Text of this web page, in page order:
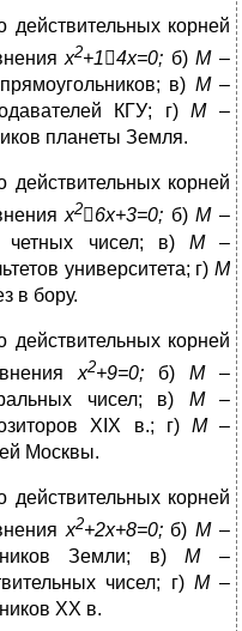
корней
х2+14х=0; б)М–
в) М–
КГУ; г)М–
планеты Земля.
корней
х26x+3=0; б)М –
четных чисел; в) М–
университета; г) М
в бору.
корней
х2+9=0; б) М–
чисел; в) М–
XIX в.; г) М–
Москвы.
корней
х2+2х+8=0;б)М–
Земли; в)М–
чисел; г) М–
ХХ в.